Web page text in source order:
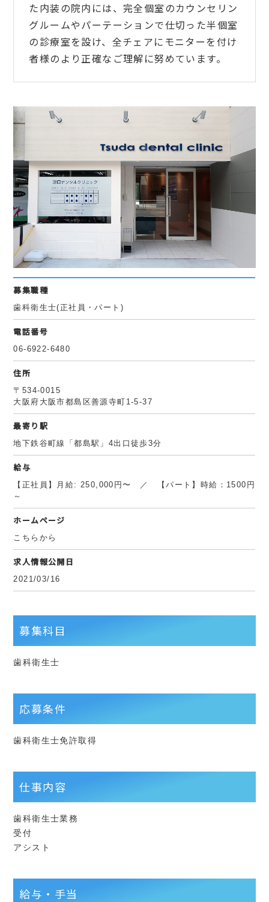
た内装の院内には、完全個室のカウンセリン
グルームやパーテーションで仕切った半個室
の診療室を設け、全チェアにモニターを付け
者様のより正確なご理解に努めています。
募集職種
歯科衛生士(正社員・パート)
電話番号
06-6922-6480
住所
〒534-0015
大阪府大阪市都島区善源寺町1-5-37
最寄り駅
地下鉄谷町線「都島駅」4出口徒歩3分
給与
【正社員】月給: 250,000円〜 ／ 【パート】時給：1500円
～
ホームページ
こちらから
求人情報公開日
2021/03/16
募集科目
歯科衛生士
応募条件
歯科衛生士免許取得
仕事内容
歯科衛生士業務
受付
アシスト
給与・手当